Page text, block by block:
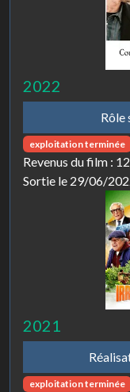
2022
Rôle
exploitation terminée
Revenus du film :
Sortie le 29/06/
2021
exploitation terminée